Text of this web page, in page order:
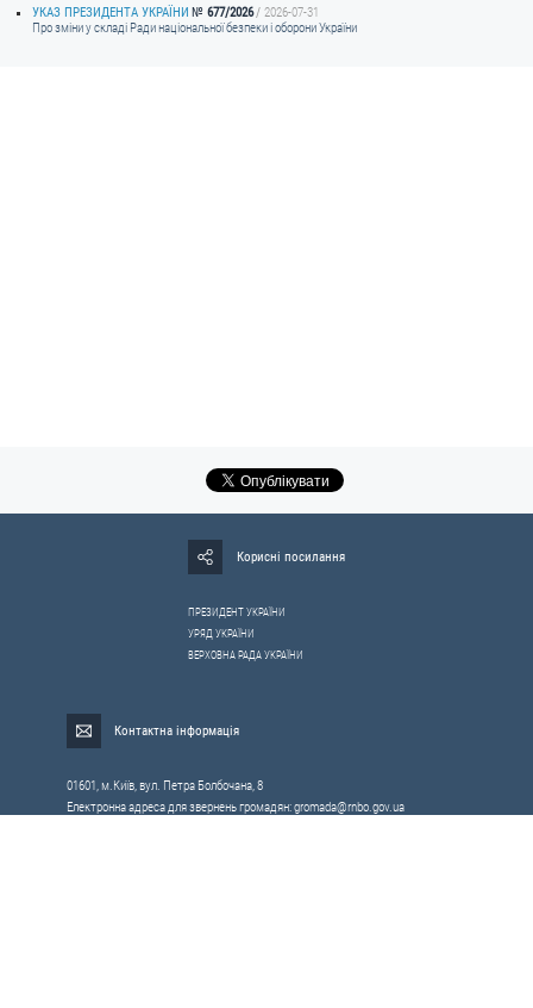
УКАЗ ПРЕЗИДЕНТА УКРАЇНИ
677/2026
2026-07-31
Про зміни у складі Ради національної безпеки і оборони України
Корисні посилання
ПРЕЗИДЕНТ УКРАЇНИ
УРЯД УКРАЇНИ
ВЕРХОВНА РАДА УКРАЇНИ
Контактна інформація
01601, м.Київ, вул. Петра Болбочана, 8
Електронна адреса для звернень громадян:gromada@rnbo.gov.ua